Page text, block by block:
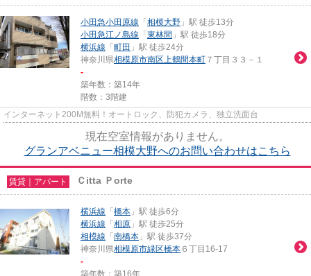
小田急小田原線 「 相模大野 」駅 徒歩13分
小田急江ノ島線 「 東林間 」駅 徒歩18分
横浜線 「 町田 」駅 徒歩24分
神奈川県相模原市南区上鶴間本町 ７丁目３３－１
-
築年数：築14年
階数：3階建
インターネット200M無料！オートロック、防犯カメラ、独立洗面台
現在空室情報がありません。
グランアベニュー相模大野へのお問い合わせはこちら
賃貸｜アパート Ｃitta Ｐorte
横浜線 「 橋本 」駅 徒歩6分
横浜線 「 相原 」駅 徒歩25分
相模線 「 南橋本 」駅 徒歩37分
神奈川県相模原市緑区橋本 ６丁目16-17
-
築年数：築16年